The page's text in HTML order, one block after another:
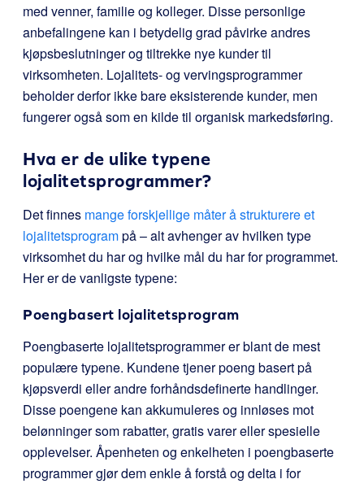
med venner, familie og kolleger. Disse personlige
anbefalingene kan i betydelig grad påvirke andres
kjøpsbeslutninger og tiltrekke nye kunder til
virksomheten. Lojalitets- og vervingsprogrammer
beholder derfor ikke bare eksisterende kunder, men
fungerer også som en kilde til organisk markedsføring.
Hva er de ulike typene
lojalitetsprogrammer?
Det finnes mange forskjellige måter å strukturere et
lojalitetsprogrampå – alt avhenger av hvilken type
virksomhet du har og hvilke mål du har for programmet.
Her er de vanligste typene:
Poengbasert lojalitetsprogram
Poengbaserte lojalitetsprogrammer er blant de mest
populære typene. Kundene tjener poeng basert på
kjøpsverdi eller andre forhåndsdefinerte handlinger.
Disse poengene kan akkumuleres og innløses mot
belønninger som rabatter, gratis varer eller spesielle
opplevelser. Åpenheten og enkelheten i poengbaserte
programmer gjør dem enkle å forstå og delta i for